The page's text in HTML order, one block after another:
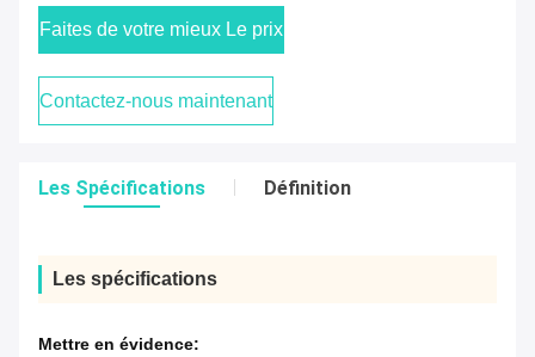
Faites de votre mieux Le prix
Contactez-nous maintenant
Les Spécifications Définition
Les spécifications
Mettre en évidence: